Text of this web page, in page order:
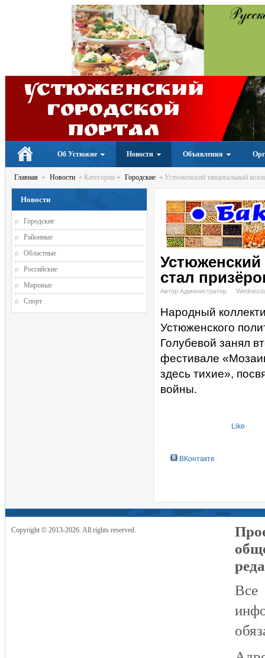
Устюженский
Городской
портал
Об Устюжне Новости Объявления
Главная Новости Категории Городские Устюженский танцевальный
Устюженский
стал
Автор Администратор
Народный
Устюженского
Голубевой занял
фестивале
здесь тихие»,
войны.
Like
ВКонтакте
Новости
Городские
Районные
Областные
Российские
Мировые
Спорт
Copyright © 2013-2026. All rights reserved.